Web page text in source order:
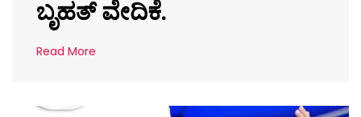
ಬೃಹತ್ ವೇದಿಕೆ.
Read More